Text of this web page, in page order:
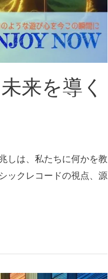
来を導く
しは、私たちに何かを教
ックレコードの視点、源